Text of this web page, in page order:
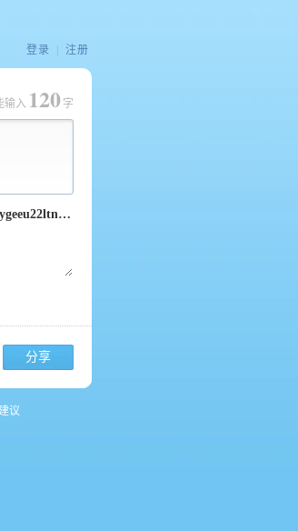
登录 注册
输入 120 字
分享
议